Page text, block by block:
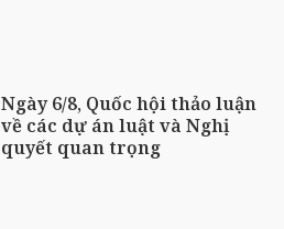
Ngày 6/8, Quốc hội thảo luận
về các dự án luật và Nghị
quyết quan trọng